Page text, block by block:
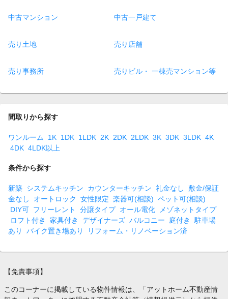
中古マンション 中古一戸建て
売り土地 売り店舗
売り事務所 売りビル・ 一棟売マンション等
間取りから探す
ワンルーム 1K 1DK 1LDK 2K 2DK 2LDK 3K 3DK 3LDK 4K
4DK 4LDK以上
条件から探す
新築 システムキッチン カウンターキッチン 礼金なし
敷金/保証
金なし
オートロック 女性限定 楽器可(相談) ペット可(相談)
DIY可 フリーレント 分譲タイプ オール電化
メゾネットタイプ
ロフト付き
家具付き デザイナーズ バルコニー 庭付き
駐車場
あり
バイク置き場あり リフォーム・リノベーション済
【免責事項】
このコーナーに掲載している物件情報は、「アットホーム不動産情